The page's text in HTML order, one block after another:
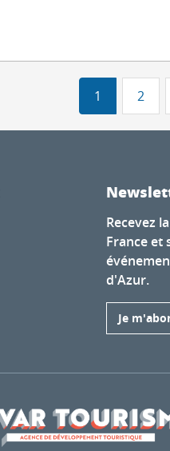
1 2
Recevez
France et
d'Azur.
Je